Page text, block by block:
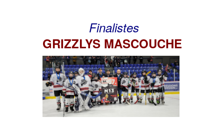
Finalistes
GRIZZLYS MASCOUCHE